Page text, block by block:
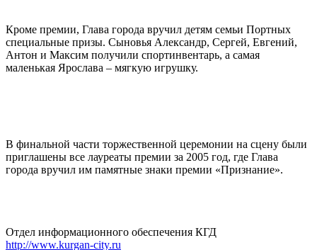
Кроме премии, Глава города вручил детям семьи Портных
специальные призы. Сыновья Александр, Сергей, Евгений,
Антон и Максим получили спортинвентарь, а самая
маленькая Ярослава – мягкую игрушку.
В финальной части торжественной церемонии на сцену были
приглашены все лауреаты премии за 2005 год, где Глава
города вручил им памятные знаки премии «Признание».
Отдел информационного обеспечения КГД
http://www.kurgan-city.ru